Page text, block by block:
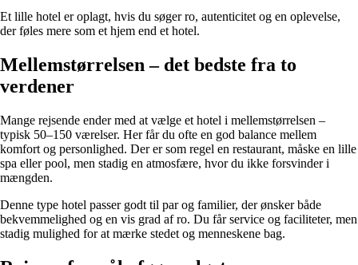
Et lille hotel er oplagt, hvis du søger ro, autenticitet og en oplevelse,
der føles mere som et hjem end et hotel.
Mellemstørrelsen – det bedste fra to
verdener
Mange rejsende ender med at vælge et hotel i mellemstørrelsen –
typisk 50–150 værelser. Her får du ofte en god balance mellem
komfort og personlighed. Der er som regel en restaurant, måske en lille
spa eller pool, men stadig en atmosfære, hvor du ikke forsvinder i
mængden.
Denne type hotel passer godt til par og familier, der ønsker både
bekvemmelighed og en vis grad af ro. Du får service og faciliteter, men
stadig mulighed for at mærke stedet og menneskene bag.